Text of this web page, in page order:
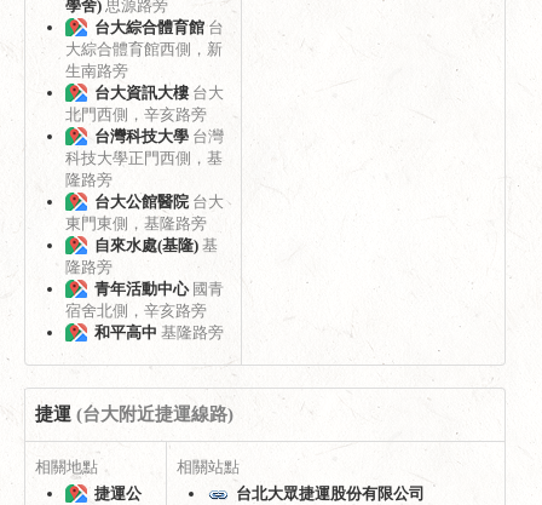
學舍) 思源路旁
台大綜合體育館 台
大綜合體育館西側，新
生南路旁
台大資訊大樓 台大
北門西側，辛亥路旁
台灣科技大學 台灣
科技大學正門西側，基
隆路旁
台大公館醫院 台大
東門東側，基隆路旁
自來水處(基隆) 基
隆路旁
青年活動中心 國青
宿舍北側，辛亥路旁
和平高中 基隆路旁
捷運 (台大附近捷運線路)
相關地點
捷運公
相關站點
台北大眾捷運股份有限公司